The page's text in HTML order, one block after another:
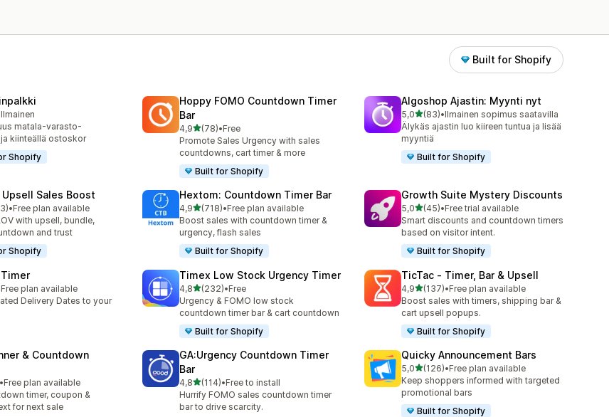
Built for Shopify
yhteensä
Ilmainen
matala-varasto-
kiinteällä ostoskor
Shopify
Hoppy FOMO Countdown Timer
Bar
4,9/ 5 tähteä
(78)
78 arvostelua yhteensä
•Free
Promote Sales Urgency with sales
countdowns, cart timer & more
Built for Shopify
Algoshop Ajastin: Myynti nyt
5,0/ 5 tähteä
(83)
83 arvostelua yhteensä
•Ilmainen sopimus saatavilla
Älykäs ajastin luo kiireen tuntua ja lisää
myyntiä
Built for Shopify
Sales Boost
yhteensä
•Free plan available
with upsell, bundle,
and trust
Shopify
Hextom: Countdown Timer Bar
4,9/ 5 tähteä
(718)
718 arvostelua yhteensä
•Free plan available
Boost sales with countdown timer &
urgency, flash sales
Built for Shopify
Growth Suite Mystery Discounts
5,0/ 5 tähteä
(45)
45 arvostelua yhteensä
•Free trial available
Smart discounts and countdown timers
based on visitor intent.
Built for Shopify
yhteensä
Free plan available
Delivery Dates to your
Timex Low Stock Urgency Timer
4,8/ 5 tähteä
(232)
232 arvostelua yhteensä
•Free
Urgency & FOMO low stock
countdown timer bar & cart countdown
Built for Shopify
TicTac ‑ Timer, Bar & Upsell
4,9/ 5 tähteä
(137)
137 arvostelua yhteensä
•Free plan available
Boost sales with timers, shipping bar &
cart upsell popups.
Built for Shopify
& Countdown
yhteensä
•Free plan available
timer, coupon &
for next sale
GA:Urgency Countdown Timer
Bar
4,8/ 5 tähteä
(114)
114 arvostelua yhteensä
•Free to install
Hurrify FOMO sales countdown timer
bar to drive scarcity.
Quicky Announcement Bars
5,0/ 5 tähteä
(126)
126 arvostelua yhteensä
•Free plan available
Keep shoppers informed with targeted
promotional bars
Built for Shopify